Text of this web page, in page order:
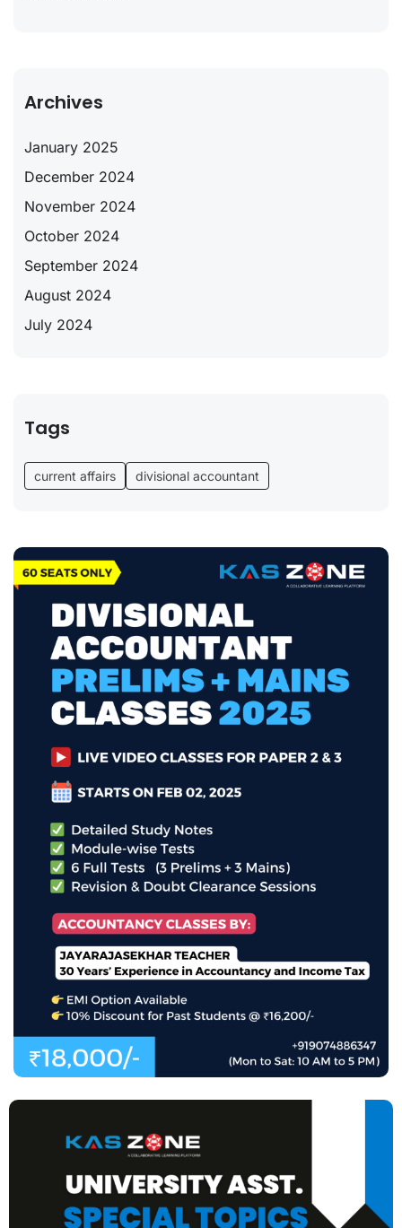
Archives
January 2025
December 2024
November 2024
October 2024
September 2024
August 2024
July 2024
Tags
current affairs divisional accountant